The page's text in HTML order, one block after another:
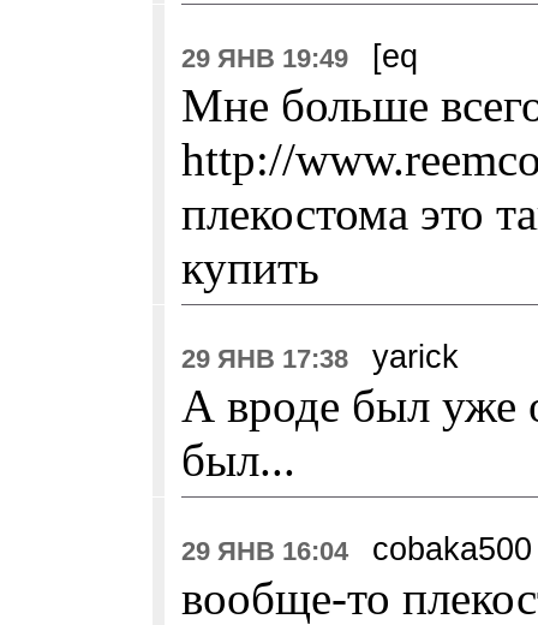
29 ЯНВ 19:49 [eq
Мне больше
http://
плекостома это
купить
29 ЯНВ 17:38 yarick
А вроде был уже
был...
29 ЯНВ 16:04 cobaka500
вообще-то